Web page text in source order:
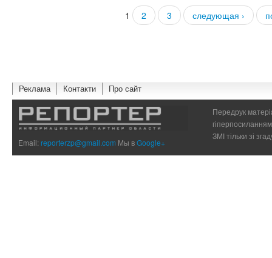
1 2 3 следующая ›
Реклама Контакти Про сайт
Email:reporterzp@gmail.com Мы вGoogle+
Передрук
ЗМІ тільки зі